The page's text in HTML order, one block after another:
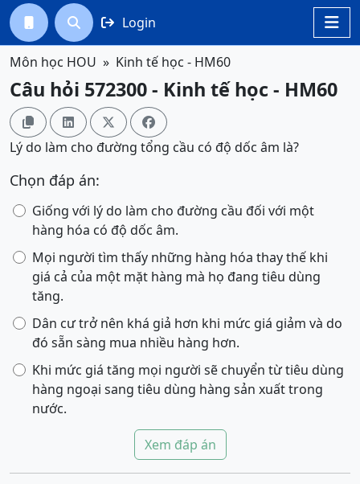

  Login
Môn học HOU Kinh tế học - HM60
Câu hỏi 572300 - Kinh tế học - HM60
   
Lý do làm cho đường tổng cầu có độ dốc âm là?
Chọn đáp án:
Giống với lý do làm cho đường cầu đối với một
hàng hóa có độ dốc âm.
Mọi người tìm thấy những hàng hóa thay thế khi
giá cả của một mặt hàng mà họ đang tiêu dùng
tăng.
Dân cư trở nên khá giả hơn khi mức giá giảm và do
đó sẵn sàng mua nhiều hàng hơn.
Khi mức giá tăng mọi người sẽ chuyển từ tiêu dùng
hàng ngoại sang tiêu dùng hàng sản xuất trong
nước.
Xem đáp án